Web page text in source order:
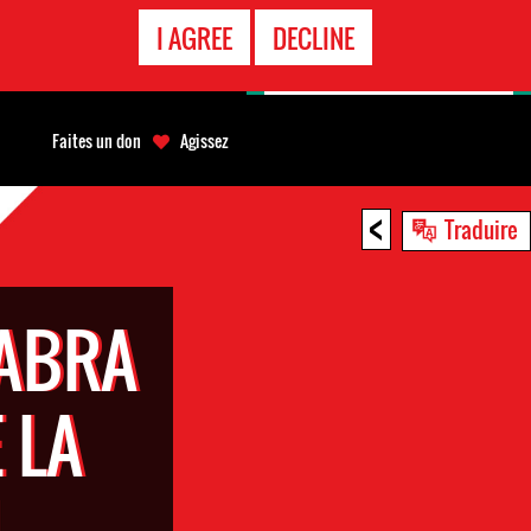
I AGREE DECLINE
< Traduire
Faites un don Agissez
D'URGENCE